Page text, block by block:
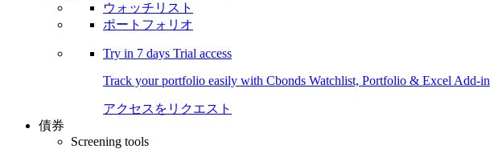
ウォッチリスト
ポートフォリオ
Try in 7 days Trial access
Track your portfolio easily with Cbonds Watchlist, Portfolio & Excel Add-in
アクセスをリクエスト
債券
Screening tools